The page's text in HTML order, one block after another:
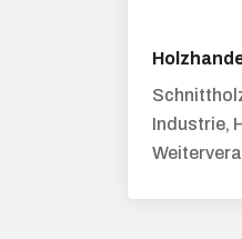
Industrie,